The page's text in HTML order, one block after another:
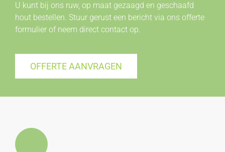
U kunt bij ons ruw, op maat gezaagd en geschaafd
hout bestellen. Stuur gerust een bericht via ons offerte
formulier of neem direct contactop.
OFFERTE AANVRAGEN